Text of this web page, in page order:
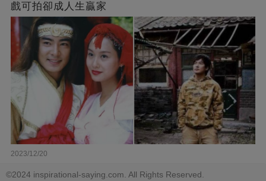
戲可拍卻成人生贏家
2023/12/20
©2024 inspirational-saying.com. All Rights Reserved.